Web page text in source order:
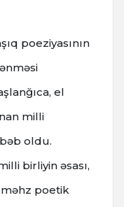
poeziyasının
el
milli
oldu.
birliyin əsası,
poetik